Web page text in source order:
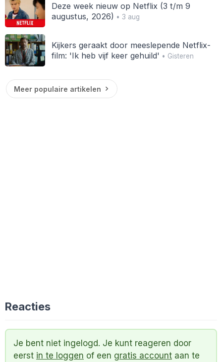
Deze week nieuw op Netflix (3 t/m 9
augustus, 2026) • 3 aug
Kijkers geraakt door meeslepende Netflix-
film: 'Ik heb vijf keer gehuild' • Gisteren
Meer populaire artikelen
Reacties
Je bent niet ingelogd. Je kunt reageren door
eerst in te loggen of een gratis account aan te